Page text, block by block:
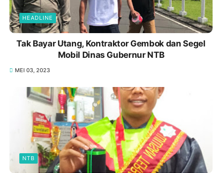
HEADLINE
Tak Bayar Utang, Kontraktor Gembok dan Segel
Mobil Dinas Gubernur NTB
MEI 03, 2023
NTB